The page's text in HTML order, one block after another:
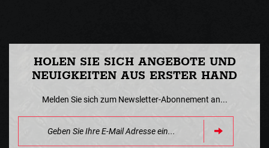
HOLEN SIE SICH ANGEBOTE UND
NEUIGKEITEN AUS ERSTER HAND
Melden Sie sich zum Newsletter-Abonnement an...